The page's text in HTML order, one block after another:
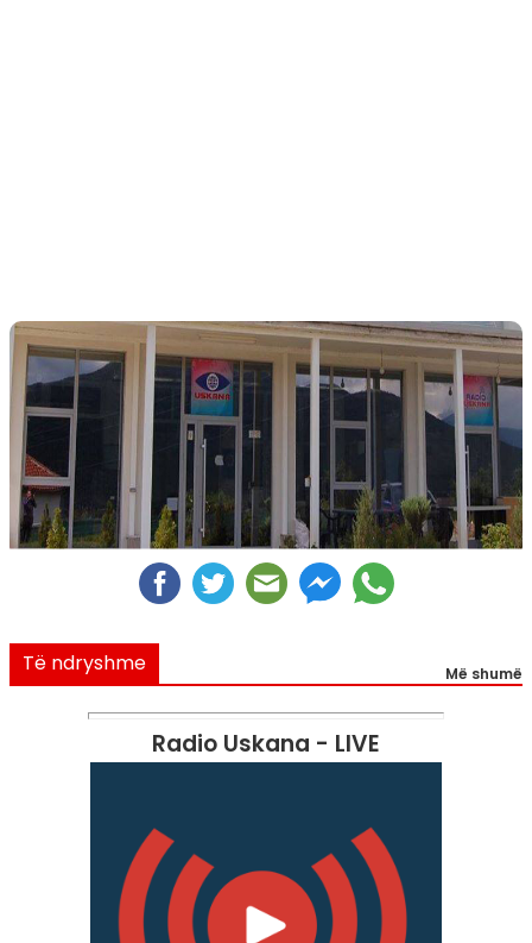
Të ndryshme Më shumë
Radio Uskana - LIVE